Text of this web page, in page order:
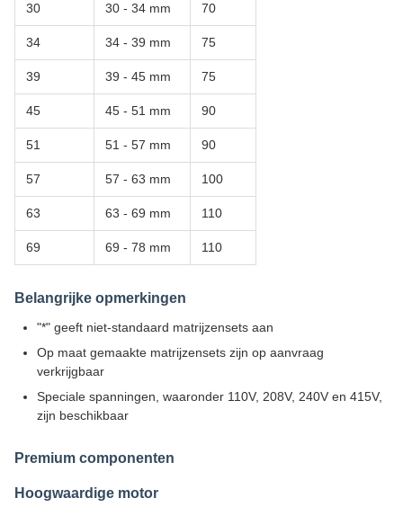
30 30 - 34 mm 70
34 34 - 39 mm 75
39 39 - 45 mm 75
45 45 - 51 mm 90
51 51 - 57 mm 90
57 57 - 63 mm 100
63 63 - 69 mm 110
69 69 - 78 mm 110
Belangrijke opmerkingen
"*" geeft niet-standaard matrijzensets aan
Op maat gemaakte matrijzensets zijn op aanvraag
verkrijgbaar
Speciale spanningen, waaronder 110V, 208V, 240V en 415V,
zijn beschikbaar
Premium componenten
Hoogwaardige motor